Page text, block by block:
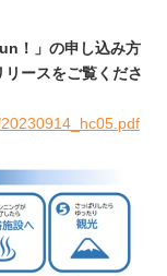
！」の申し込み方
ースをご覧くださ